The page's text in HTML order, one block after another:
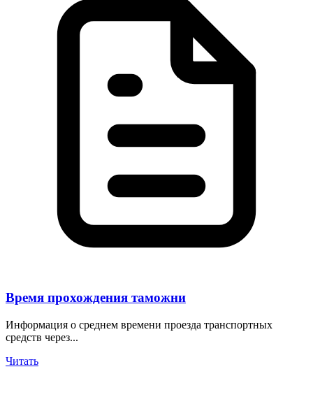
Время прохождения таможни
Информация о среднем времени проезда транспортных
средств через...
Читать